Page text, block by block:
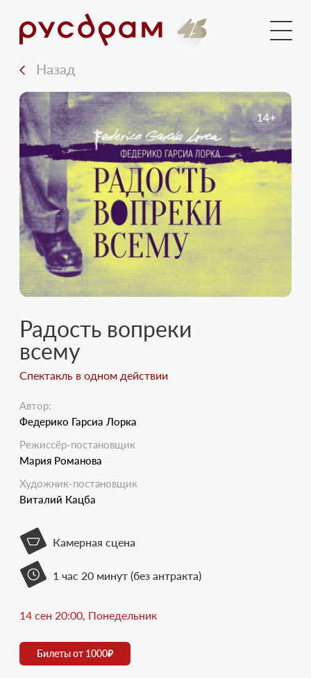
Новости
Медиа
Контакты
Вход
Назад
14+
Радость вопреки
всему
Спектакль в одном действии
Автор:
Федерико Гарсиа Лорка
Режиссёр-постановщик
Мария Романова
Художник-постановщик
Виталий Кацба
Камерная сцена
1 час 20 минут (без антракта)
14 сен 20:00, Понедельник
Билеты от 1000₽